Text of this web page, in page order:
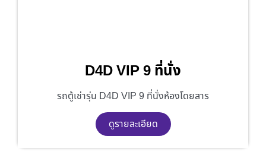
D4D VIP 9 ที่นั่ง
รถตู้เช่ารุ่น D4D VIP 9 ที่นั่งห้องโดยสาร
ดูรายละเอียด